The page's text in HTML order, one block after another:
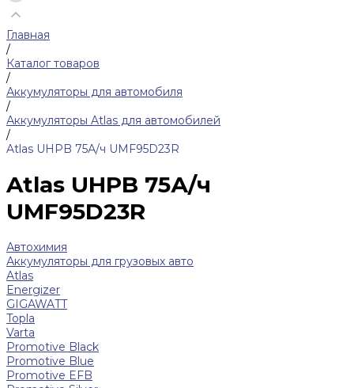
Главная
/
Каталог товаров
/
Аккумуляторы для автомобиля
/
Аккумуляторы Atlas для автомобилей
/
Atlas UHPB 75А/ч UMF95D23R
Atlas UHPB 75А/ч
UMF95D23R
Автохимия
Аккумуляторы для грузовых авто
Atlas
Energizer
GIGAWATT
Topla
Varta
Promotive Black
Promotive Blue
Promotive EFB